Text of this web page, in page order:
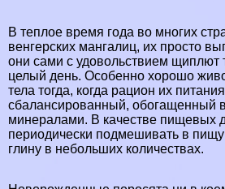
В теплое время года во многих
венгерских мангалиц, их просто
они сами с удовольствием щиплют
целый день. Особенно хорошо
тела тогда, когда рацион их
сбалансированный, обогащенный
минералами. В качестве пищевых
периодически подмешивать в
глину в небольших количествах.